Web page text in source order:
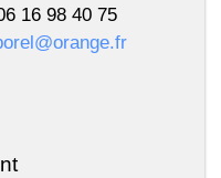
16 98 40 75